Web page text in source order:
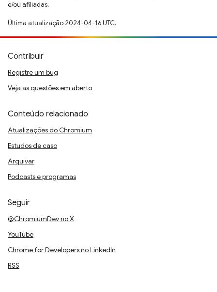
e/ou afiliadas.
Última atualização 2024-04-16 UTC.
Contribuir
Registre um bug
Veja as questões em aberto
Conteúdo relacionado
Atualizações do Chromium
Estudos de caso
Arquivar
Podcasts e programas
Seguir
@ChromiumDev no X
YouTube
Chrome for Developers no LinkedIn
RSS